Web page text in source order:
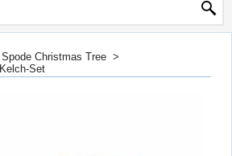
Spode Christmas Tree >
Set